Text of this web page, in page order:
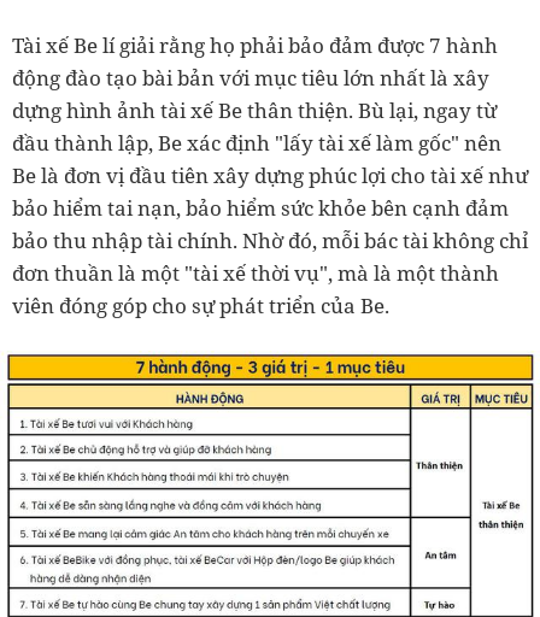
Tài xế Be lí giải rằng họ phải bảo đảm được 7 hành
động đào tạo bài bản với mục tiêu lớn nhất là xây
dựng hình ảnh tài xế Be thân thiện. Bù lại, ngay từ
đầu thành lập, Be xác định "lấy tài xế làm gốc" nên
Be là đơn vị đầu tiên xây dựng phúc lợi cho tài xế như
bảo hiểm tai nạn, bảo hiểm sức khỏe bên cạnh đảm
bảo thu nhập tài chính. Nhờ đó, mỗi bác tài không chỉ
đơn thuần là một "tài xế thời vụ", mà là một thành
viên đóng góp cho sự phát triển của Be.